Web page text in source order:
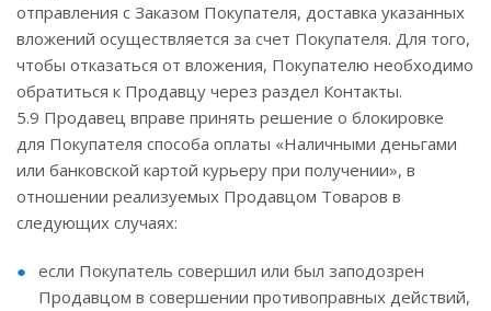
отправления с Заказом Покупателя, доставка указанных
вложений осуществляется за счет Покупателя. Для того,
чтобы отказаться от вложения, Покупателю необходимо
обратиться к Продавцу через раздел Контакты.
5.9 Продавец вправе принять решение о блокировке
для Покупателя способа оплаты «Наличными деньгами
или банковской картой курьеру при получении», в
отношении реализуемых Продавцом Товаров в
следующих случаях:
если Покупатель совершил или был заподозрен
Продавцом в совершении противоправных действий,